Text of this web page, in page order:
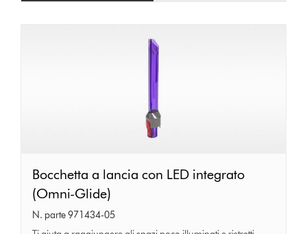
Bocchetta
a
lancia
Bocchetta a lancia con LED integrato
(Omni-Glide)
N. parte 971434-05